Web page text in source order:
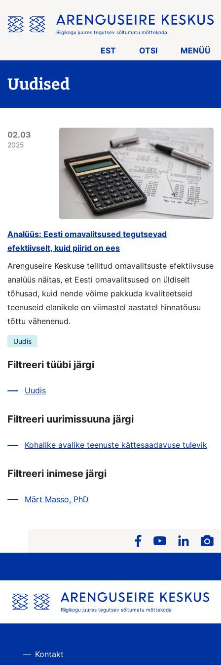
menüü
vahele
Riigikogu juures tegutsev sõltumatu mõttekoda
EST OTSI MENÜÜ
Uudised
02.03
2025
Analüüs: Eesti omavalitsused tegutsevad
efektiivselt, kuid piirid on ees
Arenguseire Keskuse tellitud omavalitsuste efektiivsuse
analüüs näitas, et Eesti omavalitsused on üldiselt
tõhusad, kuid nende võime pakkuda kvaliteetseid
teenuseid elanikele on viimastel aastatel hinnatõusu
tõttu vähenenud.
Uudis
Filtreeri tüübi järgi
Uudis
Filtreeri uurimissuuna järgi
Kohalike avalike teenuste kättesaadavuse tulevik
Filtreeri inimese järgi
Märt Masso, PhD
Riigikogu juures tegutsev sõltumatu mõttekoda
Kontakt